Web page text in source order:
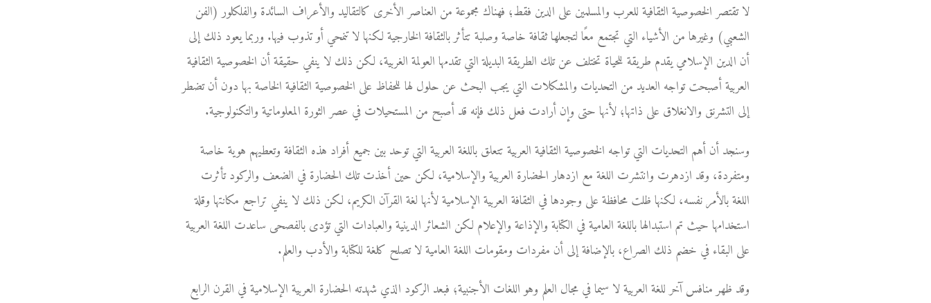
لا تقتصر الخصوصية الثقافية للعرب والمسلمين على الدين فقط؛ فهناك مجموعة من العناصر الأخرى كالتقاليد والأعراف السائدة والفلكلور (الفن
الشعبي) وغيرها من الأشياء التي تجتمع معًا لتجعلها ثقافة خاصة وصلبة تتأثر بالثقافة الخارجية لكنها لا تنمحي أو تذوب فيها. وربما يعود ذلك إلى
أن الدين الإسلامي يقدم طريقة للحياة تختلف عن تلك الطريقة البديلة التي تقدمها العولمة الغربية، لكن ذلك لا ينفي حقيقة أن الخصوصية الثقافية
العربية أصبحت تواجه العديد من التحديات والمشكلات التي يجب البحث عن حلول لها للحفاظ على الخصوصية الثقافية الخاصة بها دون أن تضطر
إلى التشرنق والانغلاق على ذاتها؛ لأنها حتى وإن أرادت فعل ذلك فإنه قد أصبح من المستحيلات في عصر الثورة المعلوماتية والتكنولوجية.
وسنجد أن أهم التحديات التي تواجه الخصوصية الثقافية العربية تتعلق باللغة العربية التي توحد بين جميع أفراد هذه الثقافة وتعطيهم هوية خاصة
ومتفردة، وقد ازدهرت وانتشرت اللغة مع ازدهار الحضارة العربية والإسلامية، لكن حين أخذت تلك الحضارة في الضعف والركود تأثرت
اللغة بالأمر نفسه، لكنها ظلت محافظة على وجودها في الثقافة العربية الإسلامية لأنها لغة القرآن الكريم، لكن ذلك لا ينفي تراجع مكانتها وقلة
استخدامها حيث تم استبدالها باللغة العامية في الكتابة والإذاعة والإعلام لكن الشعائر الدينية والعبادات التي تؤدى بالفصحى ساعدت اللغة العربية
على البقاء في خضم ذلك الصراع، بالإضافة إلى أن مفردات ومقومات اللغة العامية لا تصلح كلغة للكتابة والأدب والعلم.
وقد ظهر منافس آخر للغة العربية لا سيما في مجال العلم وهو اللغات الأجنبية؛ فبعد الركود الذي شهدته الحضارة العربية الإسلامية في القرن الرابع